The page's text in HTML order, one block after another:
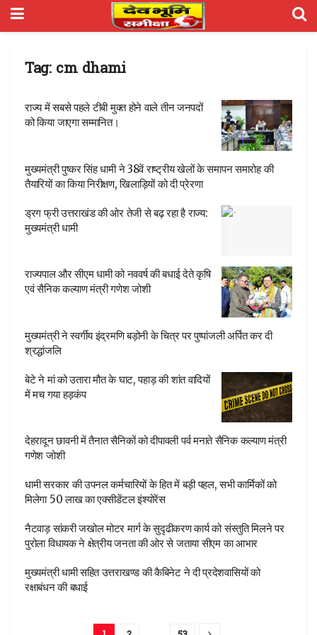
Tag: cm dhami
राज्य में सबसे पहले टीबी मुक्त होने वाले तीन जनपदों
को किया जाएगा सम्मानित।
मुख्यमंत्री पुष्कर सिंह धामी ने 38वें राष्ट्रीय खेलों के समापन समारोह की
तैयारियों का किया निरीक्षण, खिलाड़ियों को दी प्रेरणा
ड्रग फ्री उत्तराखंड की ओर तेजी से बढ़ रहा है राज्य:
मुख्यमंत्री धामी
राज्यपाल और सीएम धामी को नववर्ष की बधाई देते कृषि
एवं सैनिक कल्याण मंत्री गणेश जोशी
मुख्यमंत्री ने स्वर्गीय इंद्रमणि बड़ोनी के चित्र पर पुष्पांजली अर्पित कर दी
श्रद्धांजलि
बेटे ने मां को उतारा मौत के घाट, पहाड़ की शांत वादियों
में मच गया हड़कंप
देहरादून छावनी में तैनात सैनिकों को दीपावली पर्व मनाते सैनिक कल्याण मंत्री
गणेश जोशी
धामी सरकार की उपनल कर्मचारियों के हित में बड़ी पहल, सभी कार्मिकों को
मिलेगा 50 लाख का एक्सीडेंटल इंश्योरेंस
नैटवाड़ सांकरी जखोल मोटर मार्ग के सुदृढीकरण कार्य को संस्तुति मिलने पर
पुरोला विधायक ने क्षेत्रीय जनता की ओर से जताया सीएम का आभार
मुख्यमंत्री धामी सहित उत्तराखण्ड की कैबिनेट ने दी प्रदेशवासियों को
रक्षाबंधन की बधाई